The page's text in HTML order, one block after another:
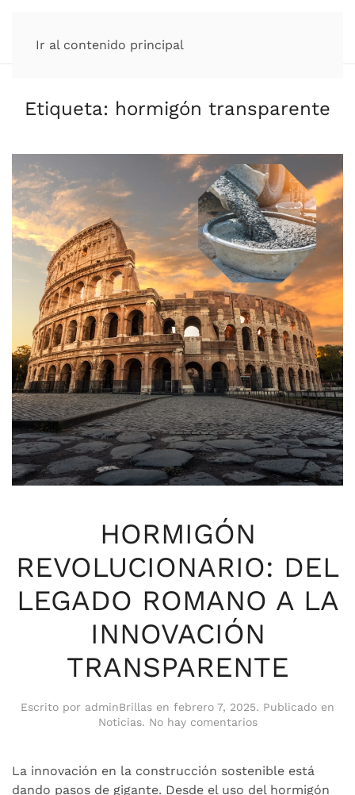
Ir al contenido principal
Etiqueta: hormigón transparente
HORMIGÓN
REVOLUCIONARIO: DEL
LEGADO ROMANO A LA
INNOVACIÓN
TRANSPARENTE
Escrito por adminBrillas en febrero 7, 2025. Publicado en
Noticias. No hay comentariosen
DEL
La innovación en la construcción sostenible está
dando pasos de gigante. Desde el uso del hormigón